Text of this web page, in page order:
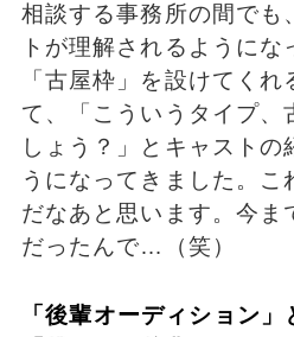
相談する事務所の間でも
トが理解されるようにな
「古屋枠」を設けてく
て、「こういうタイプ、
しょう？」とキャストの
うになってきました。こ
だなあと思います。今ま
だったんで…（笑）
「後輩オーディション」